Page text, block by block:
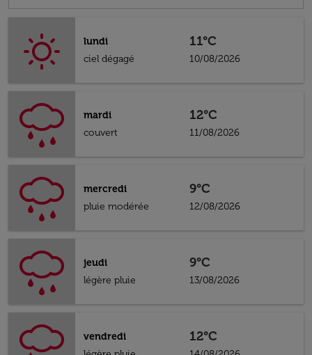
lundi
ciel dégagé
11°C
10/08/2026
mardi
couvert
12°C
11/08/2026
mercredi
pluie modérée
9°C
12/08/2026
jeudi
légère pluie
9°C
13/08/2026
vendredi
12°C